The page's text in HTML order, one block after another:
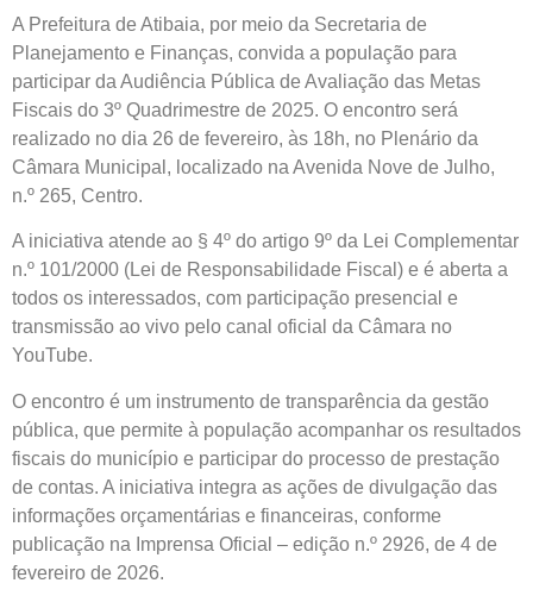
A Prefeitura de Atibaia, por meio da Secretaria de
Planejamento e Finanças, convida a população para
participar da Audiência Pública de Avaliação das Metas
Fiscais do 3º Quadrimestre de 2025. O encontro será
realizado no dia 26 de fevereiro, às 18h, no Plenário da
Câmara Municipal, localizado na Avenida Nove de Julho,
n.º 265, Centro.
A iniciativa atende ao § 4º do artigo 9º da Lei Complementar
n.º 101/2000 (Lei de Responsabilidade Fiscal) e é aberta a
todos os interessados, com participação presencial e
transmissão ao vivo pelo canal oficial da Câmara no
YouTube.
O encontro é um instrumento de transparência da gestão
pública, que permite à população acompanhar os resultados
fiscais do município e participar do processo de prestação
de contas. A iniciativa integra as ações de divulgação das
informações orçamentárias e financeiras, conforme
publicação na Imprensa Oficial – edição n.º 2926, de 4 de
fevereiro de 2026.